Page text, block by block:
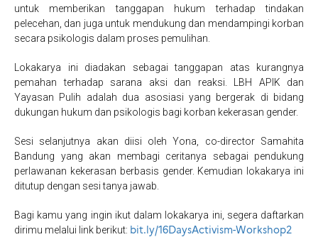
untuk memberikan tanggapan hukum terhadap tindakan
pelecehan, dan juga untuk mendukung dan mendampingi korban
secara psikologis dalam proses pemulihan.
Lokakarya ini diadakan sebagai tanggapan atas kurangnya
pemahan terhadap sarana aksi dan reaksi. LBH APIK dan
Yayasan Pulih adalah dua asosiasi yang bergerak di bidang
dukungan hukum dan psikologis bagi korban kekerasan gender.
Sesi selanjutnya akan diisi oleh Yona, co-director Samahita
Bandung yang akan membagi ceritanya sebagai pendukung
perlawanan kekerasan berbasis gender. Kemudian lokakarya ini
ditutup dengan sesi tanya jawab.
Bagi kamu yang ingin ikut dalam lokakarya ini, segera daftarkan
dirimu melalui link berikut: bit.ly/16DaysActivism-Workshop2